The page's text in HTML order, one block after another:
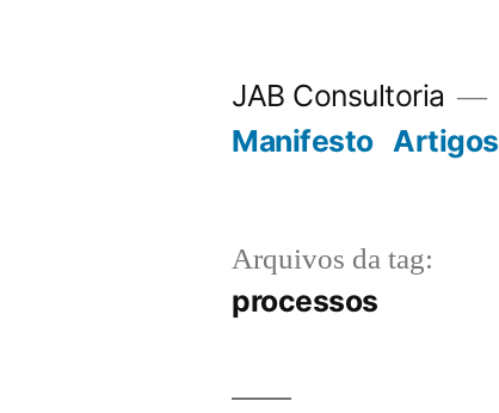
JAB Consultoria
Manifesto Artigos
Arquivos da tag:
processos